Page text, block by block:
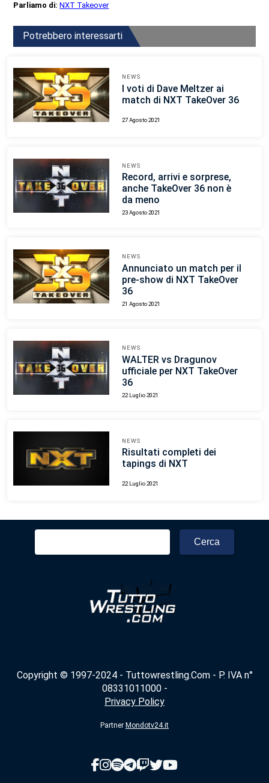
Parliamo di:NXT Takeover
Potrebbero interessarti
NEWS
I voti di Dave Meltzer ai
match di NXT TakeOver 36
27 Agosto 2021
NEWS
Record, arrivi e sorprese,
anche TakeOver 36 non è
da meno
23 Agosto 2021
NEWS
Annunciato un match per il
pre-show di NXT TakeOver
36
21 Agosto 2021
NEWS
WALTER vs Dragunov
ufficiale per NXT TakeOver
36
22 Luglio 2021
NEWS
Risultati completi dei
tapings di NXT
22 Luglio 2021
Ricerca
Copyright © 1997-2024 - Tuttowrestling.Com - P. IVA n°
08331011000 -
Privacy Policy
Partner Mondotv24.it